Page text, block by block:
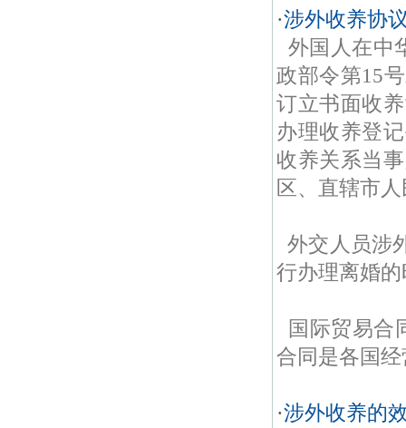
·涉外收养协
外国人在中
政部令第15
订立书面收
办理收养登
收养关系当
区、直辖市
外交人员涉
行办理离婚
国际贸易合
合同是各国
·涉外收养的